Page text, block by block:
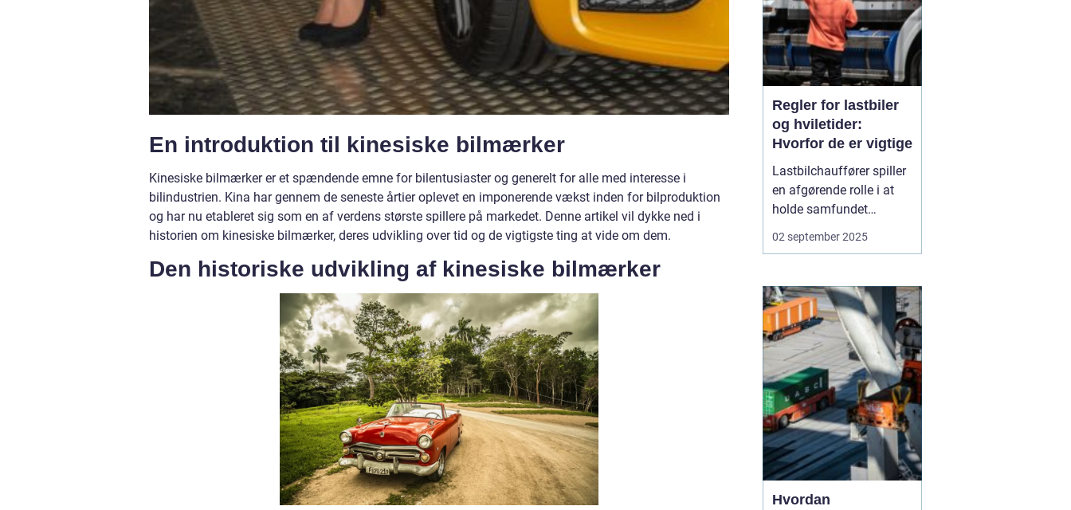
En introduktion til kinesiske bilmærker
Kinesiske bilmærker er et spændende emne for bilentusiaster og generelt for alle med interesse i
bilindustrien. Kina har gennem de seneste årtier oplevet en imponerende vækst inden for bilproduktion
og har nu etableret sig som en af verdens største spillere på markedet. Denne artikel vil dykke ned i
historien om kinesiske bilmærker, deres udvikling over tid og de vigtigste ting at vide om dem.
Den historiske udvikling af kinesiske bilmærker
Regler for lastbiler
og hviletider:
Hvorfor de er vigtige
Lastbilchauffører spiller
en afgørende rolle i at
holde samfundet
kørende. De sørger for, at
dagligvarer,
medicin når frem til
tiden. Men lange
arbejdsdage bag rattet
kan være fysisk og
menta...
02 september 2025
Hvordan